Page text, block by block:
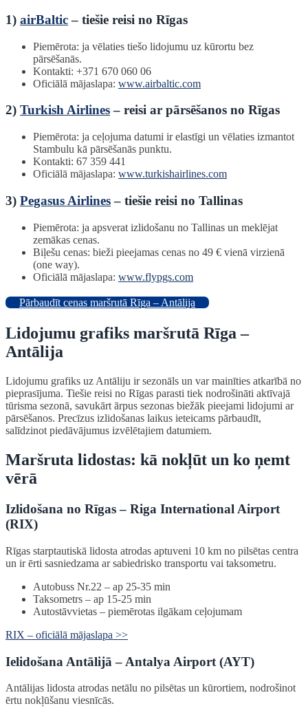
1) airBaltic– tiešie reisi no Rīgas
Piemērota: ja vēlaties tiešo lidojumu uz kūrortu bez
pārsēšanās.
Kontakti: +371 670 060 06
Oficiālā mājaslapa: www.airbaltic.com
2) Turkish Airlines– reisi ar pārsēšanos no Rīgas
Piemērota: ja ceļojuma datumi ir elastīgi un vēlaties izmantot
Stambulu kā pārsēšanās punktu.
Kontakti: 67 359 441
Oficiālā mājaslapa: www.turkishairlines.com
3) Pegasus Airlines– tiešie reisi no Tallinas
Piemērota: ja apsverat izlidošanu no Tallinas un meklējat
zemākas cenas.
Biļešu cenas: bieži pieejamas cenas no 49 € vienā virzienā
(one way).
Oficiālā mājaslapa: www.flypgs.com
Pārbaudīt cenas maršrutā Rīga – Antālija
Lidojumu grafiks maršrutā Rīga –
Antālija
Lidojumu grafiks uz Antāliju ir sezonāls un var mainīties atkarībā no
pieprasījuma. Tiešie reisi no Rīgas parasti tiek nodrošināti aktīvajā
tūrisma sezonā, savukārt ārpus sezonas biežāk pieejami lidojumi ar
pārsēšanos. Precīzus izlidošanas laikus ieteicams pārbaudīt,
salīdzinot piedāvājumus izvēlētajiem datumiem.
Maršruta lidostas: kā nokļūt un ko ņemt
vērā
Izlidošana no Rīgas – Riga International Airport
(RIX)
Rīgas starptautiskā lidosta atrodas aptuveni 10 km no pilsētas centra
un ir ērti sasniedzama ar sabiedrisko transportu vai taksometru.
Autobuss Nr.22 – ap 25-35 min
Taksometrs – ap 15-25 min
Autostāvvietas – piemērotas ilgākam ceļojumam
RIX – oficiālā mājaslapa >>
Ielidošana Antālijā – Antalya Airport (AYT)
Antālijas lidosta atrodas netālu no pilsētas un kūrortiem, nodrošinot
ērtu nokļūšanu viesnīcās.